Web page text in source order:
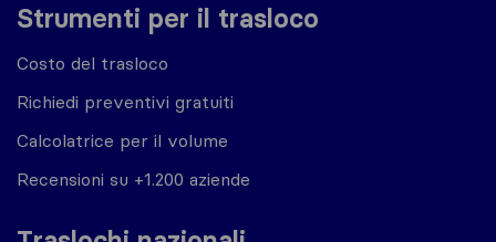
Strumenti per il trasloco
Costo del trasloco
Richiedi preventivi gratuiti
Calcolatrice per il volume
Recensioni su +1.200 aziende